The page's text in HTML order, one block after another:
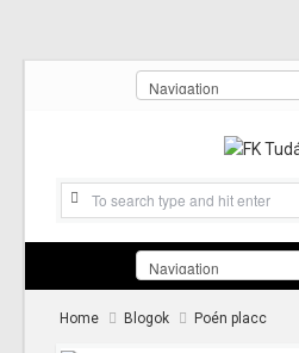
Home Blogok Poén placc